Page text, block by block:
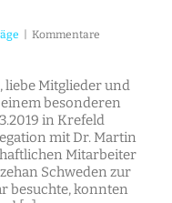
Kommentare
liebe Mitglieder und
besonderen
in Krefeld
mit Dr. Martin
Mitarbeiter
Schweden zur
besuchte, konnten